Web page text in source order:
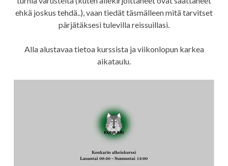
ehkä joskus tehdä..), vaan tiedät täsmälleen mitä tarvitset
pärjätäksesi tulevilla reissuillasi.
Alla alustavaa tietoa kurssista ja viikonlopun karkea
aikataulu.